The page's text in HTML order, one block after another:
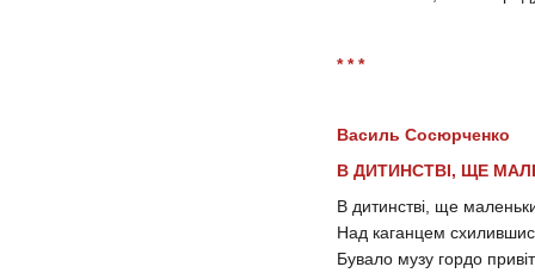
* * *
Василь Сосюрченко
В ДИТИНСТВІ, ЩЕ
В дитинстві, ще
Над каганцем
Бувало музу гордо